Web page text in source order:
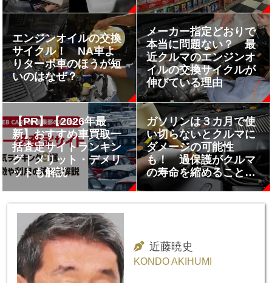
エンジンオイルの交換
サイクル！ NA車よ
りターボ車のほうが短
いのはなぜ？
メーカー指定どおりで
本当に問題ない？ 最
近クルマのエンジンオ
イルの交換サイクルが
伸びている理由
【PR】【2026年最
新】おすすめ車買取一
括査定サイトランキン
グ｜メリット・デメリ
ットも解説
ガソリンは３カ月で使
い切らないとクルマに
ダメージの可能性
も！ 過保護がクルマ
の寿命を縮めることも
ある恐ろしい話
近藤暁史
KONDO AKIHUMI